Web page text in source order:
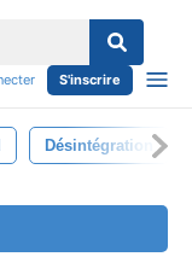
S'inscrire
Désintégration